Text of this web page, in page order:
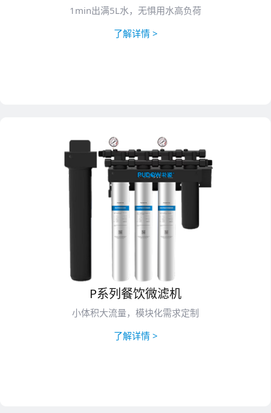
1min出满5L水，无惧用水高负荷
了解详情 >
P系列餐饮微滤机
小体积大流量，模块化需求定制
了解详情 >